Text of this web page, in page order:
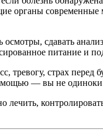
современные
осмотры, сдавать
питание и
тревогу, страх
— вы не